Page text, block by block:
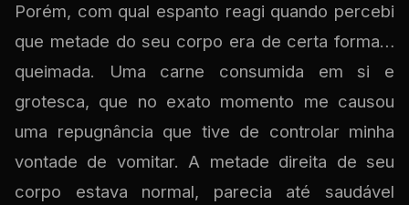
Porém, com qual espanto reagi quando percebi
que metade do seu corpo era de certa forma…
queimada. Uma carne consumida em si e
grotesca, que no exato momento me causou
uma repugnância que tive de controlar minha
vontade de vomitar. A metade direita de seu
corpo estava normal, parecia até saudável